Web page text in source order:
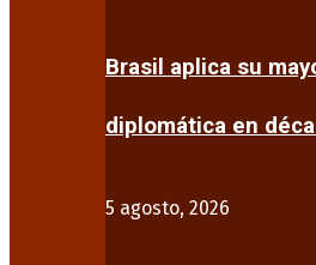
Brasil aplica su
diplomática en
5 agosto, 2026